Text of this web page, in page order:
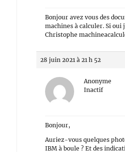
Bonjour avez vous des
machines à calculer. Si oui
Christophe
28 juin 2021 à 21 h 52
Anonyme
Inactif
Bonjour,
Auriez-vous quelques
IBM à boule ? Et des